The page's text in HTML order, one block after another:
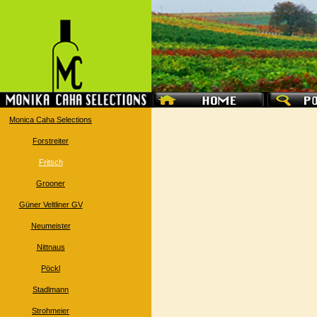
Monica Caha Selections
Forstreiter
Fritsch
Grooner
Güner Veltliner GV
Neumeister
Nittnaus
Pöckl
Stadlmann
Strohmeier